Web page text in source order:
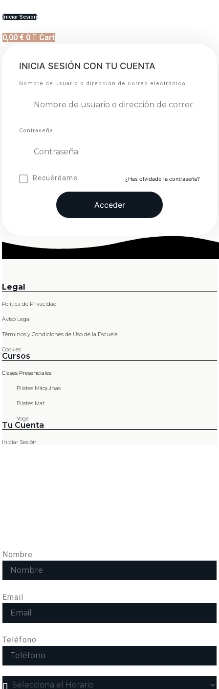
Iniciar Sesión
0,00€ 0 Cart
INICIA SESIÓN CON TU CUENTA
Nombre de usuario o dirección de correo electrónico
Contraseña
Recuérdame ¿Has olvidado la contraseña?
Legal
Política de Privacidad
Aviso Legal
Términos y Condiciones de Uso de la Escuela
Cookies
Cursos
Clases Presenciales
Pilates Máquinas
Pilates Mat
Yoga
Tu Cuenta
Iniciar Sesión
Nombre
Email
Teléfono